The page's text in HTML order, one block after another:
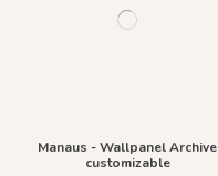
Manaus - Wallpanel Archive
customizable